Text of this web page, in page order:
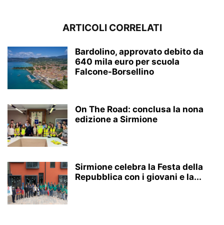
ARTICOLI CORRELATI
Bardolino, approvato debito da
640 mila euro per scuola
Falcone-Borsellino
On The Road: conclusa la nona
edizione a Sirmione
Sirmione celebra la Festa della
Repubblica con i giovani e la...